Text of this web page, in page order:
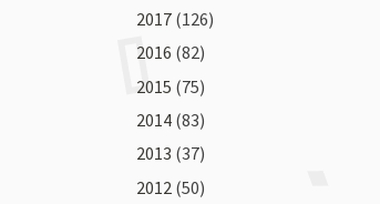
2017 (126)
2016 (82)
2015 (75)
2014 (83)
2013 (37)
2012 (50)